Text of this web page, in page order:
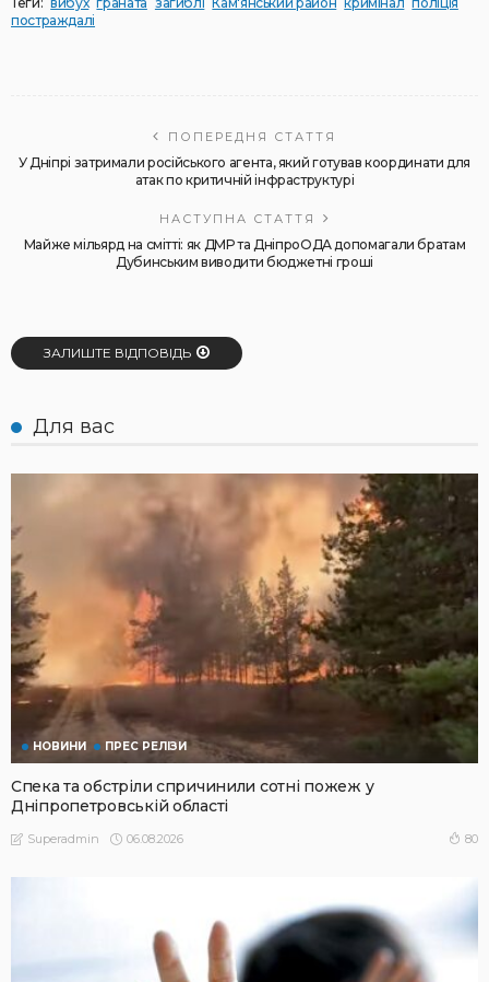
постраждалі
ПОПЕРЕДНЯ СТАТТЯ
У Дніпрі затримали російського агента, який готував координати для
атак по критичній інфраструктурі
НАСТУПНА СТАТТЯ
Майже мільярд на смітті: як ДМР та ДніпроОДА допомагали братам
Дубинським виводити бюджетні гроші
ЗАЛИШТЕ ВІДПОВІДЬ
Для вас
НОВИНИ ПРЕС РЕЛІЗИ
Спека та обстріли спричинили сотні пожеж у
Дніпропетровській області
Superadmin 06.08.2026 80